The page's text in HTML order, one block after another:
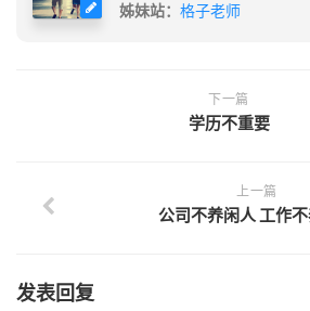
姊妹站： 格子老师
下一篇
学历不重要
上一篇
公司不养闲人 工作
发表回复